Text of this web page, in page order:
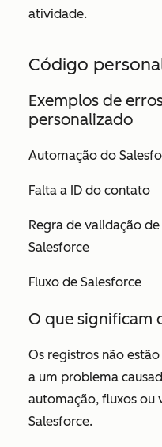
atividade.
Código
Exemplos de
personalizado
Automação do
Falta a ID do contato
Regra de validação
Salesforce
Fluxo de Salesforce
O que significam
Os registros não
a um problema
automação, fluxos ou
Salesforce.